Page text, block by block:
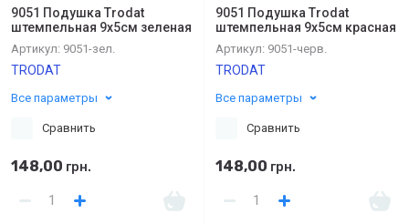
9051 Подушка Trodat
штемпельная 9х5см зеленая
Артикул: 9051-зел.
TRODAT
Все параметры
Сравнить
148,00 грн.
9051 Подушка Trodat
штемпельная 9х5см красная
Артикул: 9051-черв.
TRODAT
Все параметры
Сравнить
148,00 грн.